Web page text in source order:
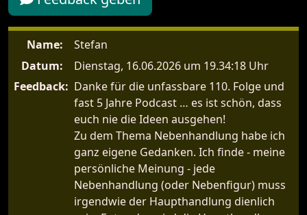
Name:
Stefan
Datum:
Dienstag, 16.06.2026 um 19.34:18 Uhr
Feedback: Danke für die unfassbare 110. Folge und
fast 5 Jahre Podcast … es ist schön, dass
euch nie die Ideen ausgehen!
Zu dem Thema Nebenhandlung habe ich
ganz eigene Gedanken. Ich finde - meine
persönliche Meinung - jede
Nebenhandlung (oder Nebenfigur) muss
irgendwie der Haupthandlung dienlich